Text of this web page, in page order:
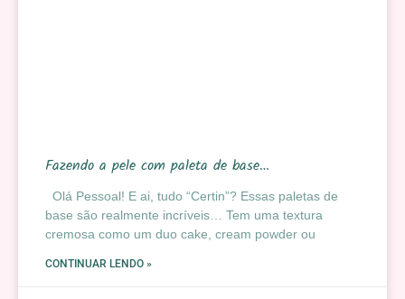
Fazendo a pele com paleta de base…
Olá Pessoal! E ai, tudo “Certin”? Essas paletas de
base são realmente incríveis… Tem uma textura
cremosa como um duo cake, cream powder ou
CONTINUAR LENDO »